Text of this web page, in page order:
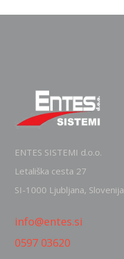
ENTES SISTEMI d.o.o.
Letališka cesta 27
SI-1000 Ljubljana, Slovenija
info@entes.si
0597 03620